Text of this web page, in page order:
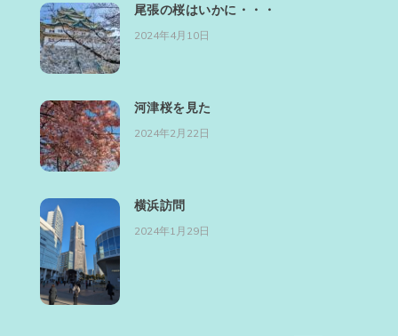
尾張の桜はいかに・・・
2024年4月10日
河津桜を見た
2024年2月22日
横浜訪問
2024年1月29日